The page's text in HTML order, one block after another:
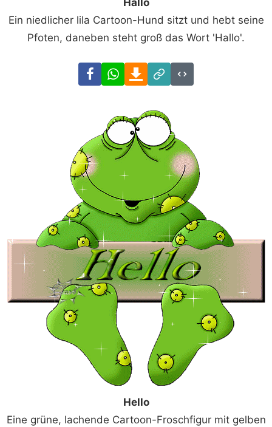
Hallo
Ein niedlicher lila Cartoon-Hund sitzt und hebt seine
Pfoten, daneben steht groß das Wort 'Hallo'.
FacebookWhatsAppDownload
Link
Code
Hello
Eine grüne, lachende Cartoon-Froschfigur mit gelben